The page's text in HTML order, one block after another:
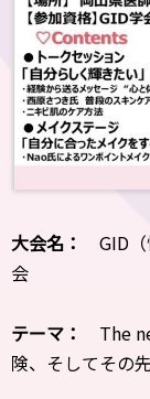
大会名：
GID（
会
テーマ： The
険、そしてその